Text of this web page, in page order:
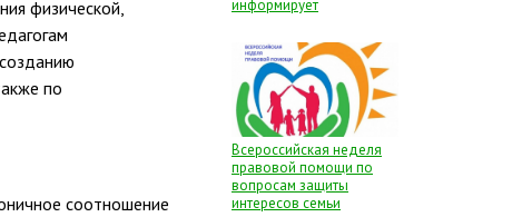
физической,
по
соотношение
информирует
Всероссийская неделя
правовой помощи по
вопросам защиты
интересов семьи